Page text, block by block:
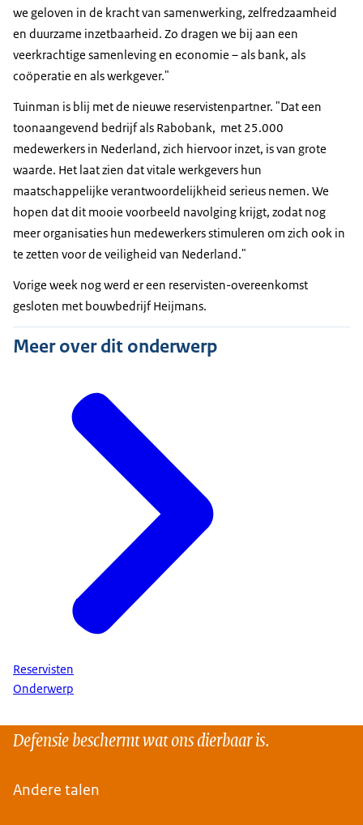
we geloven in de kracht van samenwerking, zelfredzaamheid
en duurzame inzetbaarheid. Zo dragen we bij aan een
veerkrachtige samenleving en economie – als bank, als
coöperatie en als werkgever."
Tuinman is blij met de nieuwe reservistenpartner. "Dat een
toonaangevend bedrijf als Rabobank, met 25.000
medewerkers in Nederland, zich hiervoor inzet, is van grote
waarde. Het laat zien dat vitale werkgevers hun
maatschappelijke verantwoordelijkheid serieus nemen. We
hopen dat dit mooie voorbeeld navolging krijgt, zodat nog
meer organisaties hun medewerkers stimuleren om zich ook in
te zetten voor de veiligheid van Nederland."
Vorige week nog werd er een reservisten-overeenkomst
gesloten met bouwbedrijf Heijmans.
Meer over dit onderwerp
Reservisten
Onderwerp
Defensie beschermt wat ons dierbaar is.
Andere talen